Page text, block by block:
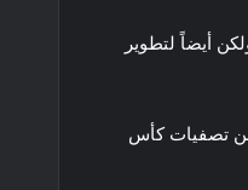
أيضاً لتطوير
تصفيات كأس